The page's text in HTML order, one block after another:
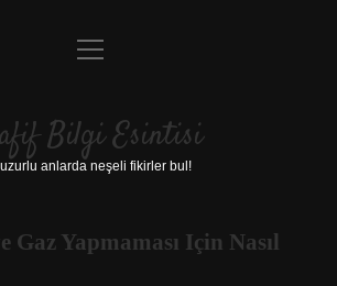
Anasayfa
Yasal Uyarı
menüyü
Bilgi Esintisi
anlarda neşeli fikirler bul!
Gaz Yapmaması Için Nasıl